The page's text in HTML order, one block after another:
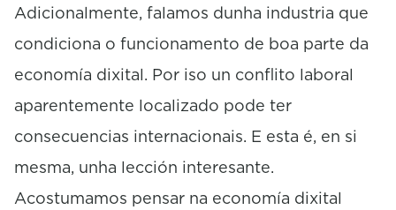
Adicionalmente, falamos dunha industria que
condiciona o funcionamento de boa parte da
economía dixital. Por iso un conflito laboral
aparentemente localizado pode ter
consecuencias internacionais. E esta é, en si
mesma, unha lección interesante.
Acostumamos pensar na economía dixital